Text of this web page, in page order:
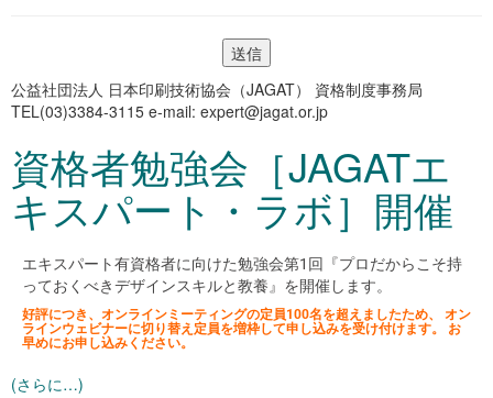
公益社団法人 日本印刷技術協会（JAGAT） 資格制度事務局
TEL(03)3384-3115 e-mail: expert@jagat.or.jp
資格者勉強会［JAGATエ
キスパート・ラボ］開催
エキスパート有資格者に向けた勉強会第1回『プロだからこそ持
っておくべきデザインスキルと教養』を開催します。
好評につき、オンラインミーティングの定員100名を超えましたため、 オン
ラインウェビナーに切り替え定員を増枠して申し込みを受け付けます。 お
早めにお申し込みください。
(さらに…)